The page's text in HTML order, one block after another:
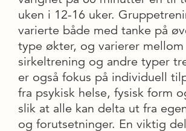
uken i 12-16 uker.
varierte både med tanke på
type økter, og varierer mellom
sirkeltrening og andre typer
er også fokus på individuell
fra psykisk helse, fysisk form
slik at alle kan delta ut fra
og forutsetninger. En viktig